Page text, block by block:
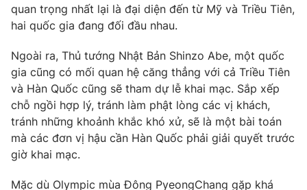
® Cấm sao chép dưới mọi hình thức nếu không có sự chấp
thuận bằng văn bản. Ghi rõ nguồn VTV.vn khi phát hành lại
thông tin từ website này.
quan trọng nhất lại là đại diện đến từ Mỹ và Triều Tiên,
hai quốc gia đang đối đầu nhau.
Ngoài ra, Thủ tướng Nhật Bản Shinzo Abe, một quốc
gia cũng có mối quan hệ căng thẳng với cả Triều Tiên
và Hàn Quốc cũng sẽ tham dự lễ khai mạc. Sắp xếp
chỗ ngồi hợp lý, tránh làm phật lòng các vị khách,
tránh những khoảnh khắc khó xử, sẽ là một bài toán
mà các đơn vị hậu cần Hàn Quốc phải giải quyết trước
giờ khai mạc.
Mặc dù Olympic mùa Đông PyeongChang gặp khá